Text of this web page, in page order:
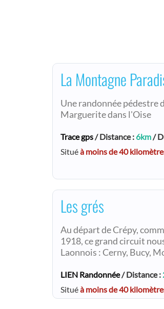
La Montagne
Une randonnée pédestre
Marguerite dans l'Oise
Trace gps/ Distance : 6km/
Situéà moins de 40
Les grés
Au départ de Crépy,
1918, ce grand circuit
Laonnois : Cerny, Bucy,
LIEN Randonnée/ Distance :
Situéà moins de 40